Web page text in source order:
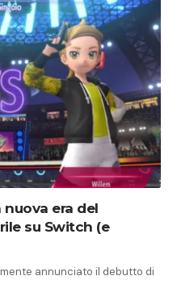
era del
su Switch (e
annunciato il debutto di